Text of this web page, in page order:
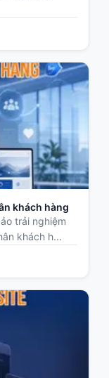
khách hàng
trải nghiệm
khách h...